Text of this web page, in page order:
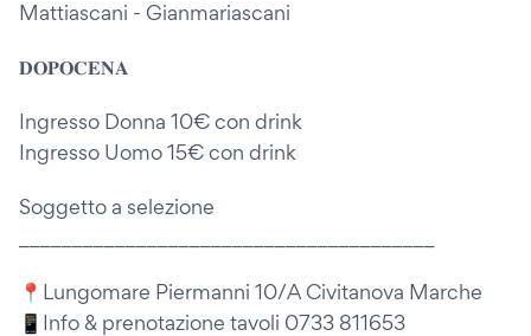
Mattiascani - Gianmariascani
𝐃𝐎𝐏𝐎𝐂𝐄𝐍𝐀
Ingresso Donna 10€ con drink
Ingresso Uomo 15€ con drink
Soggetto a selezione
📍Lungomare Piermanni 10/A Civitanova Marche
📱Info & prenotazione tavoli 0733 811653